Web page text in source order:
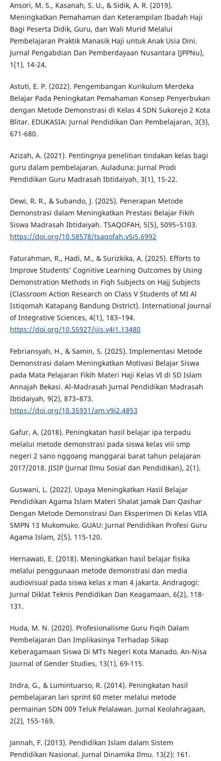
Ansori, M. S., Kasanah, S. U., & Sidik, A. R. (2019).
Meningkatkan Pemahaman dan Keterampilan Ibadah Haji
Bagi Peserta Didik, Guru, dan Wali Murid Melalui
Pembelajaran Praktik Manasik Haji untuk Anak Usia Dini.
Jurnal Pengabdian Dan Pemberdayaan Nusantara (JPPNu),
1(1), 14-24.
Astuti, E. P. (2022). Pengembangan Kurikulum Merdeka
Belajar Pada Peningkatan Pemahaman Konsep Penyerbukan
dengan Metode Demonstrasi di Kelas 4 SDN Sukorejo 2 Kota
Blitar. EDUKASIA: Jurnal Pendidikan Dan Pembelajaran, 3(3),
671-680.
Azizah, A. (2021). Pentingnya penelitian tindakan kelas bagi
guru dalam pembelajaran. Auladuna: Jurnal Prodi
Pendidikan Guru Madrasah Ibtidaiyah, 3(1), 15-22.
Dewi, R. R., & Subando, J. (2025). Penerapan Metode
Demonstrasi dalam Meningkatkan Prestasi Belajar Fikih
Siswa Madrasah Ibtidaiyah. TSAQOFAH, 5(5), 5095–5103.
https://doi.org/10.58578/tsaqofah.v5i5.6992
Faturahman, R., Hadi, M., & Surizkika, A. (2025). Efforts to
Improve Students’ Cognitive Learning Outcomes by Using
Demonstration Methods in Fiqh Subjects on Hajj Subjects
(Classroom Action Research on Class V Students of MI Al
Istiqomah Katapang Bandung District). International Journal
of Integrative Sciences, 4(1), 183–194.
https://doi.org/10.55927/ijis.v4i1.13480
Febriansyah, H., & Samin, S. (2025). Implementasi Metode
Demonstrasi dalam Meningkatkan Motivasi Belajar Siswa
pada Mata Pelajaran Fikih Materi Haji Kelas VI di SD Islam
Annajah Bekasi. Al-Madrasah Jurnal Pendidikan Madrasah
Ibtidaiyah, 9(2), 873–873.
https://doi.org/10.35931/am.v9i2.4853
Gafur, A. (2018). Peningkatan hasil belajar ipa terpadu
melalui metode demonstrasi pada siswa kelas viii smp
negeri 2 sano nggoang manggarai barat tahun pelajaran
2017/2018. JISIP (Jurnal Ilmu Sosial dan Pendidikan), 2(1).
Guswani, L. (2022). Upaya Meningkatkan Hasil Belajar
Pendidikan Agama Islam Materi Shalat Jamak Dan Qashar
Dengan Metode Demonstrasi Dan Eksperimen Di Kelas VIIA
SMPN 13 Mukomuko. GUAU: Jurnal Pendidikan Profesi Guru
Agama Islam, 2(5), 115-120.
Hernawati, E. (2018). Meningkatkan hasil belajar fisika
melalui penggunaan metode demonstrasi dan media
audiovisual pada siswa kelas x man 4 jakarta. Andragogi:
Jurnal Diklat Teknis Pendidikan Dan Keagamaan, 6(2), 118-
131.
Huda, M. N. (2020). Profesionalisme Guru Fiqih Dalam
Pembelajaran Dan Implikasinya Terhadap Sikap
Keberagamaan Siswa Di MTs Negeri Kota Manado. An-Nisa
Journal of Gender Studies, 13(1), 69-115.
Indra, G., & Lumintuarso, R. (2014). Peningkatan hasil
pembelajaran lari sprint 60 meter melalui metode
permainan SDN 009 Teluk Pelalawan. Jurnal Keolahragaan,
2(2), 155-169.
Jannah, F. (2013). Pendidikan Islam dalam Sistem
Pendidikan Nasional. Jurnal Dinamika Ilmu. 13(2): 161.